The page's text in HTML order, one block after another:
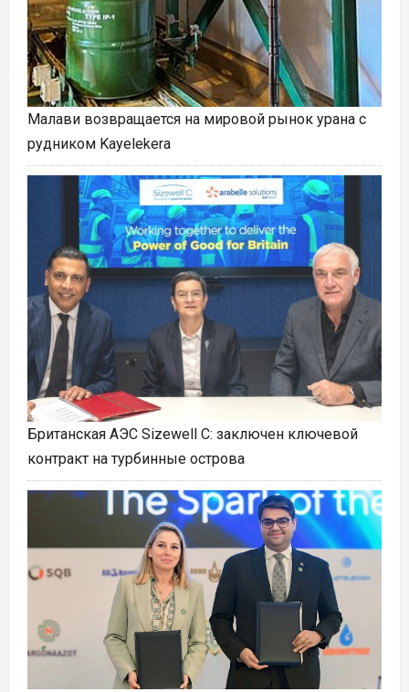
Малави возвращается на мировой рынок урана с
рудником Kayelekera
Британская АЭС Sizewell C: заключен ключевой
контракт на турбинные острова